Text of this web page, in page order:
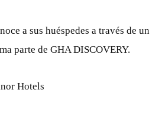
a sus huéspedes a través de un
parte de GHA DISCOVERY.
Hotels